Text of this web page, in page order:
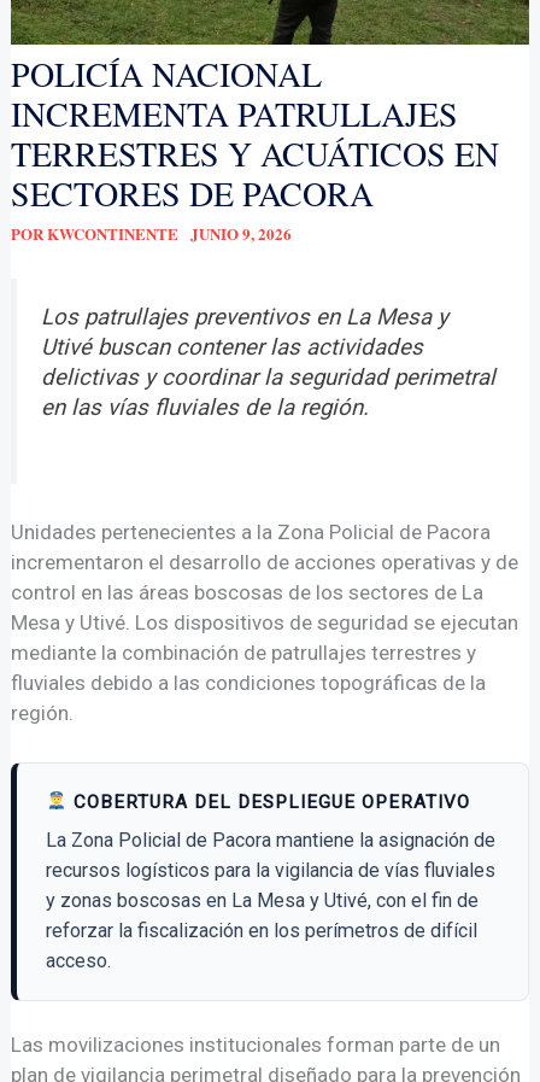
POLICÍA NACIONAL
INCREMENTA PATRULLAJES
TERRESTRES Y ACUÁTICOS EN
SECTORES DE PACORA
PORKWCONTINENTE JUNIO 9, 2026
Los patrullajes preventivos en La Mesa y
Utivé buscan contener las actividades
delictivas y coordinar la seguridad perimetral
en las vías fluviales de la región.
Unidades pertenecientes a la Zona Policial de Pacora
incrementaron el desarrollo de acciones operativas y de
control en las áreas boscosas de los sectores de La
Mesa y Utivé. Los dispositivos de seguridad se ejecutan
mediante la combinación de patrullajes terrestres y
fluviales debido a las condiciones topográficas de la
región.
COBERTURA DEL DESPLIEGUE OPERATIVO
La Zona Policial de Pacora mantiene la asignación de
recursos logísticos para la vigilancia de vías fluviales
y zonas boscosas en La Mesa y Utivé, con el fin de
reforzar la fiscalización en los perímetros de difícil
acceso.
Las movilizaciones institucionales forman parte de un
plan de vigilancia perimetral diseñado para la prevención